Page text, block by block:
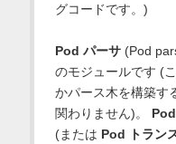
グコードです。)
Pod パーサ(Pod
のモジュールです (
かパース木を構築す
関わりません)。
(または Pod トラン